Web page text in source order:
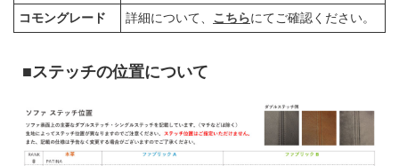
コモングレード 詳細について、 こちらにてご確認ください。
■ステッチの位置について